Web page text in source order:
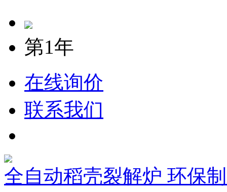
第1年
在线询价
联系我们
全自动稻壳裂解炉 环保